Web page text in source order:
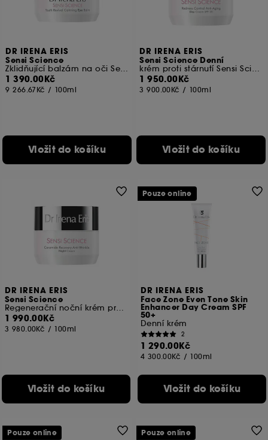
DR IRENA ERIS
Sensi Science
Zklidňující balzám na oči Sensi Science Youth Revival
1 390.00Kč
9 266.67Kč / 100ml
Vložit do košíku
DR IRENA ERIS
Sensi Science Denní
krém proti stárnutí Sensi Science Redness Control SPF 20
1 950.00Kč
3 900.00Kč / 100ml
Vložit do košíku
DR IRENA ERIS
Sensi Science
Regenerační noční krém proti vráskám Sensi Science Ceramide
1 990.00Kč
3 980.00Kč / 100ml
Vložit do košíku
DR IRENA ERIS
Face Zone Even Tone Skin
Enhancer Day Cream SPF
50+
Denní krém
2
1 290.00Kč
4 300.00Kč / 100ml
Vložit do košíku
Pouze online
Pouze online Pouze online